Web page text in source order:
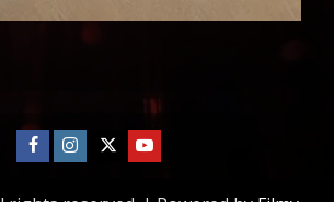
Facebook
Instagram
TwitterYoutube